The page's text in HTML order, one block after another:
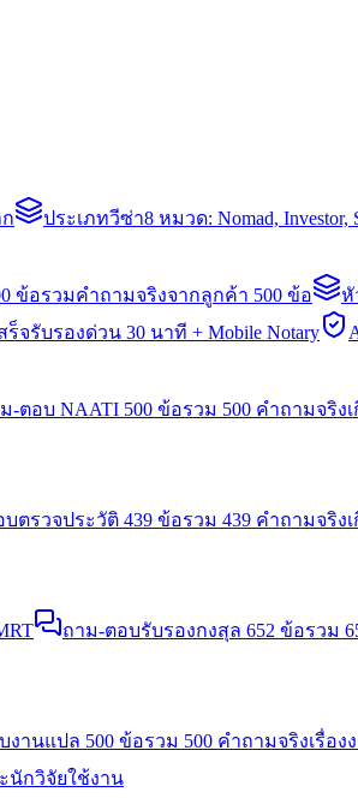
ประเภทวีซ่า8 หมวด: Nomad,
ข้อรวมคำถามจริงจากลูกค้า 500 ข้อ หั
ร็จรับรองด่วน 30 นาที + Mobile Notary
-ตอบ NAATI 500 ข้อรวม 500 คำถามจริง
ตรวจประวัติ 439 ข้อรวม 439 คำถามจริง
ถาม-ตอบรับรองกงสุล 652 ข้อรวม
งานแปล 500 ข้อรวม 500 คำถามจริงเรื่อง
นักวิจัยใช้งาน